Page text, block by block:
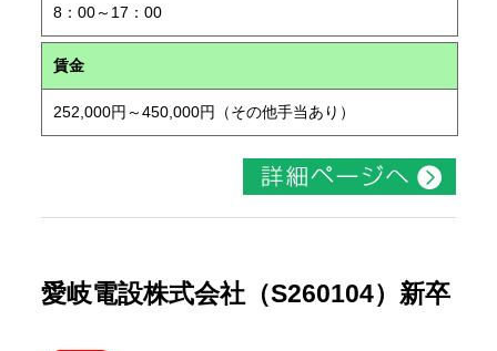
8：00～17：00
賃金
252,000円～450,000円（その他手当あり）
愛岐電設株式会社（S260104）新卒